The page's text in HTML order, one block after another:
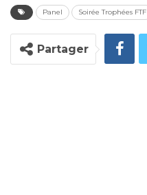
Panel Soirée Trophées FTF
Partager